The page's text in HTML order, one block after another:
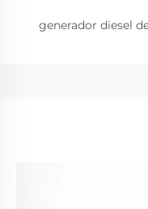
generador diesel